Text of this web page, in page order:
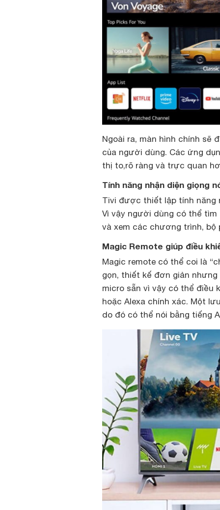
Ngoài ra, màn hình chính sẽ
của người dùng. Các ứng
thị to,rõ ràng và trực quan
Tính năng nhận diện giọng
Tivi được thiết lập tính năng
Vì vậy người dùng có thể
và xem các chương trình, bộ
Magic Remote giúp điều
Magic remote có thể coi là
gọn, thiết kế đơn giản
micro sẵn vì vậy có thể điều
hoặc Alexa chính xác. Một
do đó có thể nói bằng tiếng